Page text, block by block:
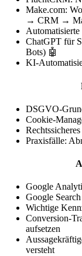
Make.com:
→ CRM →
ChatGPT für
Bots) 🤖
KI-
DSGVO-
Cookie-
Praxisfälle:
Google
Google
Wichtige
Conversion-
aufsetzen
versteht